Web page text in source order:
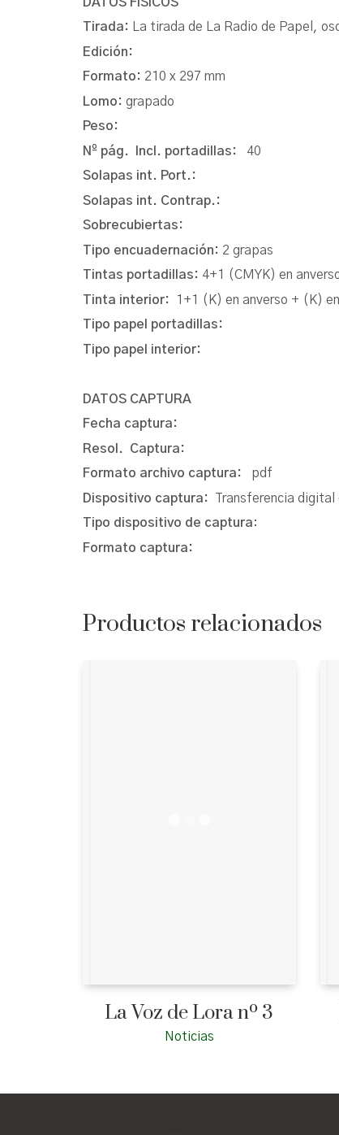
Tirada:
La tirada de La Radio de Papel,
Edición:
Formato: 210 x 297 mm
Lomo: grapado
Peso:
Nº pág. Incl. portadillas: 40
Solapas int. Port.:
Solapas int. Contrap.:
Sobrecubiertas:
Tipo encuadernación: 2 grapas
Tintas portadillas: 4+1 (CMYK) en
Tinta interior:
1+1 (K) en anverso + (K)
Tipo papel portadillas:
Tipo papel interior:
DATOS CAPTURA
Fecha captura:
Resol. Captura:
Formato archivo captura: pdf
Dispositivo captura: Transferencia
Tipo dispositivo de captura:
Formato captura:
Productos relacionados
La Voz de Lora nº 3
Noticias